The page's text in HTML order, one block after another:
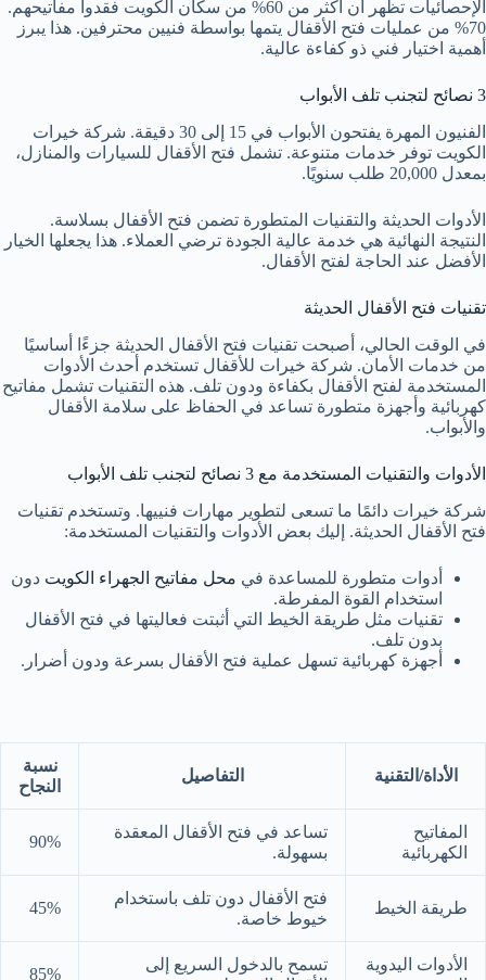
الإحصائيات تظهر أن أكثر من 60% من سكان الكويت فقدوا مفاتيحهم.
70% من عمليات فتح الأقفال يتمها بواسطة فنيين محترفين. هذا يبرز
أهمية اختيار فني ذو كفاءة عالية.
3 نصائح لتجنب تلف الأبواب
الفنيون المهرة يفتحون الأبواب في 15 إلى 30 دقيقة. شركة خيرات
الكويت توفر خدمات متنوعة. تشمل فتح الأقفال للسيارات والمنازل،
بمعدل 20,000 طلب سنويًا.
الأدوات الحديثة والتقنيات المتطورة تضمن فتح الأقفال بسلاسة.
النتيجة النهائية هي خدمة عالية الجودة ترضي العملاء. هذا يجعلها الخيار
الأفضل عند الحاجة لفتح الأقفال.
تقنيات فتح الأقفال الحديثة
في الوقت الحالي، أصبحت تقنيات فتح الأقفال الحديثة جزءًا أساسيًا
من خدمات الأمان. شركة خيرات للأقفال تستخدم أحدث الأدوات
المستخدمة لفتح الأقفال بكفاءة ودون تلف. هذه التقنيات تشمل مفاتيح
كهربائية وأجهزة متطورة تساعد في الحفاظ على سلامة الأقفال
والأبواب.
الأدوات والتقنيات المستخدمة مع 3 نصائح لتجنب تلف الأبواب
شركة خيرات دائمًا ما تسعى لتطوير مهارات فنييها. وتستخدم تقنيات
فتح الأقفال الحديثة. إليك بعض الأدوات والتقنيات المستخدمة:
أدوات متطورة للمساعدة في محل مفاتيح الجهراء الكويت دون
استخدام القوة المفرطة.
تقنيات مثل طريقة الخيط التي أثبتت فعاليتها في فتح الأقفال
بدون تلف.
أجهزة كهربائية تسهل عملية فتح الأقفال بسرعة ودون أضرار.
الأداة/التقنية التفاصيل
نسبة
النجاح
المفاتيح
الكهربائية
تساعد في فتح الأقفال المعقدة
بسهولة.
90%
طريقة الخيط
فتح الأقفال دون تلف باستخدام
خيوط خاصة.
45%
الأدوات اليدوية
تسمح بالدخول السريع إلى
85%